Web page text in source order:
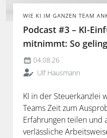
WIE KI IM GANZEN TEAM
Podcast #3 – KI-
mitnimmt: So
04.08.26
Ulf Hausmann
KI in der Steuerkanzlei
Teams Zeit zum
Erfahrungen teilen und
verlässliche